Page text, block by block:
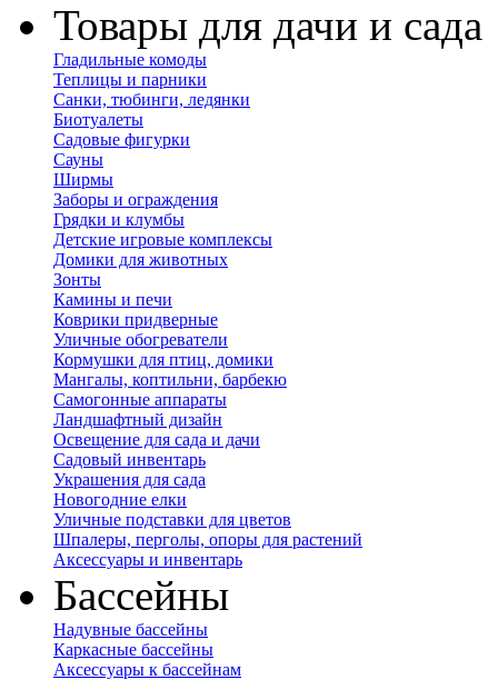
Товары для дачи и сада
Гладильные комоды
Теплицы и парники
Санки, тюбинги, ледянки
Биотуалеты
Садовые фигурки
Сауны
Ширмы
Заборы и ограждения
Грядки и клумбы
Детские игровые комплексы
Домики для животных
Зонты
Камины и печи
Коврики придверные
Уличные обогреватели
Кормушки для птиц, домики
Мангалы, коптильни, барбекю
Самогонные аппараты
Ландшафтный дизайн
Освещение для сада и дачи
Садовый инвентарь
Украшения для сада
Новогодние елки
Уличные подставки для цветов
Шпалеры, перголы, опоры для растений
Аксессуары и инвентарь
Бассейны
Надувные бассейны
Каркасные бассейны
Аксессуары к бассейнам